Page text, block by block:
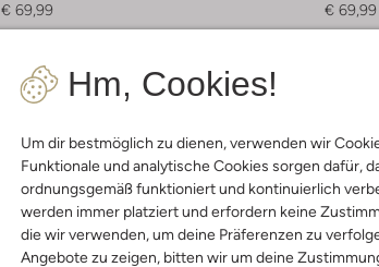
Hm, Cookies!
Um dir bestmöglich zu dienen, verwenden wir
Funktionale und analytische Cookies sorgen dafür,
ordnungsgemäß funktioniert und kontinuierlich
werden immer platziert und erfordern keine
die wir verwenden, um deine Präferenzen zu
Angebote zu zeigen, bitten wir um deine
€ 69,99
€ 69,99